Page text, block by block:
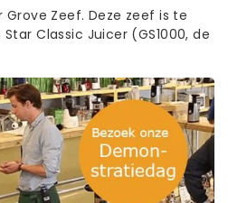
Grove Zeef. Deze zeef is te
Classic Juicer (GS1000, de